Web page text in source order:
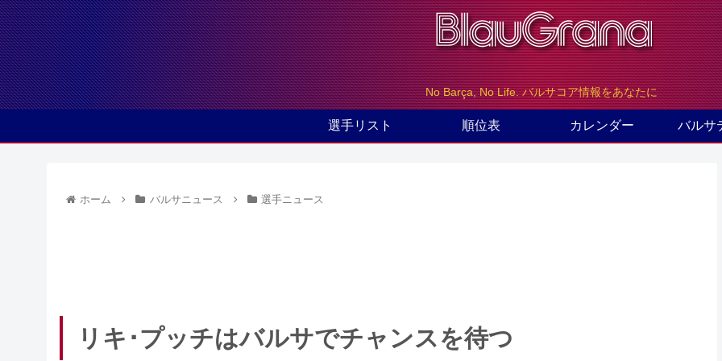
No Barça, No Life. バルサコア情報をあなたに
選手リスト 順位表 カレンダー バルサ
ホーム バルサニュース 選手ニュース
リキ･プッチはバルサでチャンスを待つ